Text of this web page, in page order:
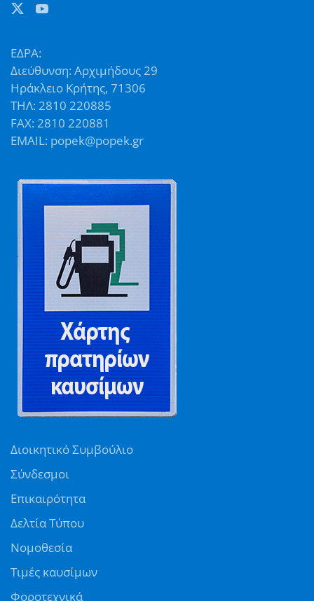
ΕΔΡΑ:
Διεύθυνση: Αρχιμήδους 29
Ηράκλειο Κρήτης, 71306
ΤΗΛ: 2810 220885
FAX: 2810 220881
EMAIL: popek@popek.gr
Διοικητικό Συμβούλιο
Σύνδεσμοι
Επικαιρότητα
Δελτία Τύπου
Νομοθεσία
Τιμές καυσίμων
Φοροτεχνικά